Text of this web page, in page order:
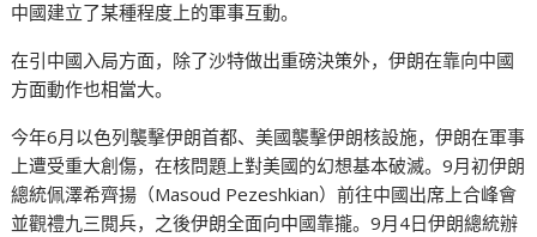
中國建立了某種程度上的軍事互動。
在引中國入局方面，除了沙特做出重磅決策外，伊朗在靠向中國
方面動作也相當大。
今年6月以色列襲擊伊朗首都、美國襲擊伊朗核設施，伊朗在軍事
上遭受重大創傷，在核問題上對美國的幻想基本破滅。9月初伊朗
總統佩澤希齊揚（Masoud Pezeshkian）前往中國出席上合峰會
並觀禮九三閲兵，之後伊朗全面向中國靠攏。9月4日伊朗總統辦